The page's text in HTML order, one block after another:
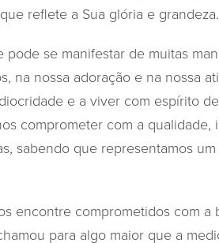
reflete a Sua glória e grandeza.
pode se manifestar de muitas
na nossa adoração e na nossa
e a viver com espírito
comprometer com a
sabendo que representamos
encontre comprometidos com
para algo maior que a